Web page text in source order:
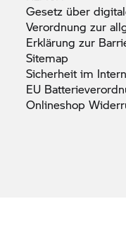
Gesetz über
Verordnung zur
Erklärung zur
Sitemap
Sicherheit im
EU
Onlineshop